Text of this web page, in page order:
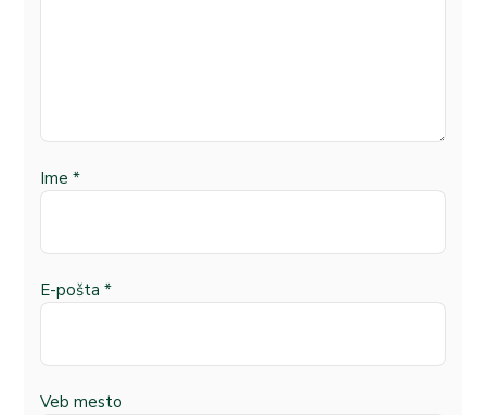
Ime *
E-pošta *
Veb mesto